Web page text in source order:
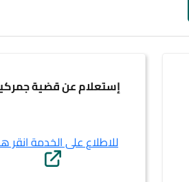
إستعلام عن قضية
للاطلاع على الخدمة انقر